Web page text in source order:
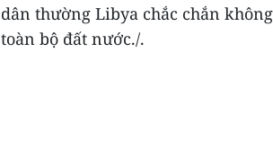
dân thường Libya chắc chắn
toàn bộ đất nước./.